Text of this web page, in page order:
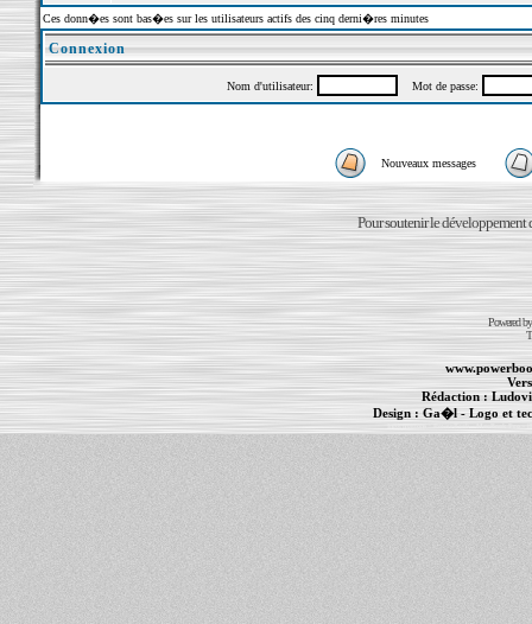
Ces donn�es sont bas�es sur les utilisateurs actifs des cinq derni�res minutes
Connexion
Nom d'utilisateur: Mot de passe:
Nouveaux messages
Pour soutenir le développement
Powered
Rédaction :
Design : Ga�l- Logo et